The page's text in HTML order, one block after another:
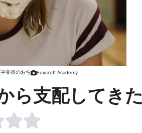
変換のおぢ Foxcroft Academy
ら支配してきた